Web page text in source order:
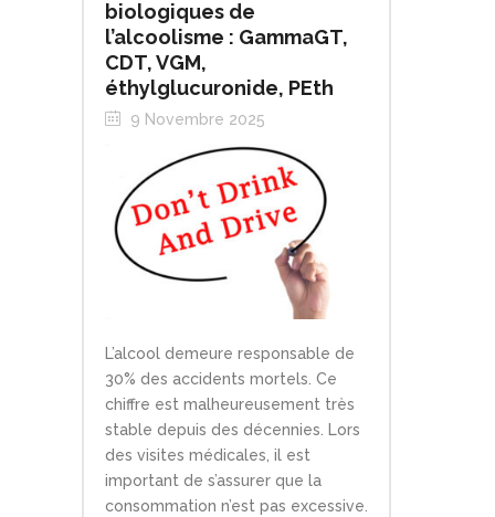
biologiques de
l’alcoolisme : GammaGT,
CDT, VGM,
éthylglucuronide, PEth
9 Novembre 2025
L’alcool demeure responsable de
30% des accidents mortels. Ce
chiffre est malheureusement très
stable depuis des décennies. Lors
des visites médicales, il est
important de s’assurer que la
consommation n’est pas excessive.